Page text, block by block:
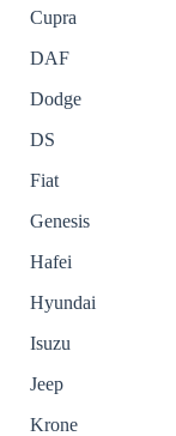
Cupra
DAF
Dodge
DS
Fiat
Genesis
Hafei
Hyundai
Isuzu
Jeep
Krone